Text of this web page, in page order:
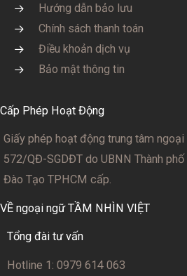
Hướng dẫn bảo lưu
Chính sách thanh toán
Điều khoản dịch vụ
Bảo mật thông tin
Cấp Phép Hoạt Động
Giấy phép hoạt động trung tâm
572/QĐ-SGDĐT do UBNN Thành
Đào Tạo TPHCM cấp.
VỀ ngoại ngữ TẦM NHÌN VIỆT
Tổng đài tư vấn
Hotline 1: 0979 614 063